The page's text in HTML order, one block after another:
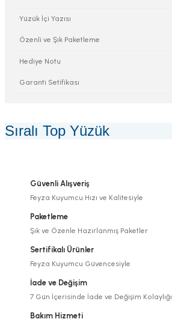
Yüzük İçi Yazısı
Özenli ve Şık Paketleme
Hediye Notu
Garanti Setifikası
Sıralı Top Yüzük
Güvenli Alışveriş
Feyza Kuyumcu Hızı ve Kalitesiyle
Paketleme
Şık ve Özenle Hazırlanmış Paketler
Sertifikalı Ürünler
Feyza Kuyumcu Güvencesiyle
İade ve Değişim
7 Gün İçerisinde İade ve Değişim Kolaylığı
Bakım Hizmeti